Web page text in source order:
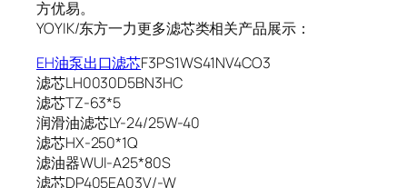
方优易。
YOYIK/东方一力更多滤芯类相关产品展示：
EH油泵出口滤芯F3PS1WS41NV4CO3
滤芯LH0030D5BN3HC
滤芯TZ-63*5
润滑油滤芯LY-24/25W-40
滤芯HX-250*1Q
滤油器WUI-A25*80S
滤芯DP405EA03V/-W